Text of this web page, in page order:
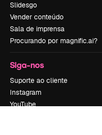
Slidesgo
Vender conteúdo
Sala de imprensa
Procurando por magnific.ai?
Siga-nos
Suporte ao cliente
Instagram
YouTube